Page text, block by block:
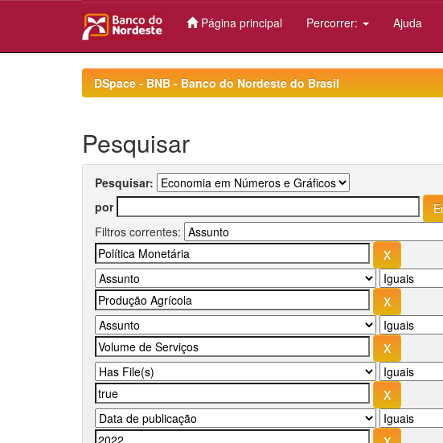
Página principal Percorrer: Ajuda
DSpace - BNB - Banco do Nordeste do Brasil
Pesquisar
Pesquisar:
por
Filtros correntes: